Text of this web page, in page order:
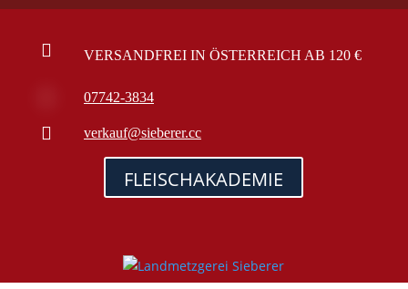
 VERSANDFREI IN ÖSTERREICH AB 120 €
07742-3834
 verkauf@sieberer.cc
FLEISCHAKADEMIE